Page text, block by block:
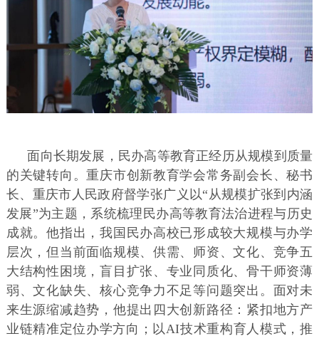
面向长期发展，民办高等教育正经历从规模到质量
的关键转向。重庆市创新教育学会常务副会长、秘书
长、重庆市人民政府督学张广义以“从规模扩张到内涵
发展”为主题，系统梳理民办高等教育法治进程与历史
成就。他指出，我国民办高校已形成较大规模与办学
层次，但当前面临规模、供需、师资、文化、竞争五
大结构性困境，盲目扩张、专业同质化、骨干师资薄
弱、文化缺失、核心竞争力不足等问题突出。面对未
来生源缩减趋势，他提出四大创新路径：紧扣地方产
业链精准定位办学方向；以AI技术重构育人模式，推